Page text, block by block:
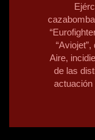
Aire,
de las
actuación